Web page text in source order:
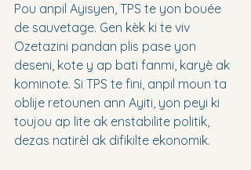
Pou anpil Ayisyen, TPS te yon bouée
de sauvetage. Gen kèk ki te viv
Ozetazini pandan plis pase yon
deseni, kote y ap bati fanmi, karyè ak
kominote. Si TPS te fini, anpil moun ta
oblije retounen ann Ayiti, yon peyi ki
toujou ap lite ak enstabilite politik,
dezas natirèl ak difikilte ekonomik.